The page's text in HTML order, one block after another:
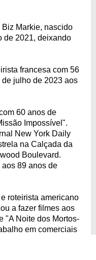
Biz Markie, nascido
de 2021, deixando
francesa com 56
julho de 2023 aos
60 anos de
Impossível".
New York Daily
na Calçada da
Boulevard.
89 anos de
e roteirista americano
a fazer filmes aos
"A Noite dos Mortos-
em comerciais